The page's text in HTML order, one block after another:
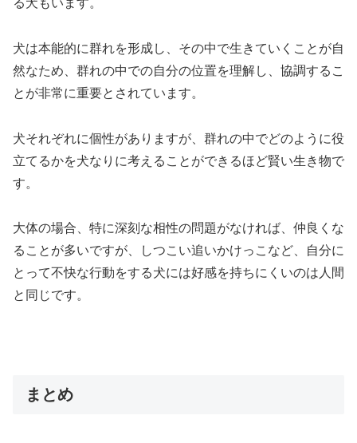
る犬もいます。
犬は本能的に群れを形成し、その中で生きていくことが自
然なため、群れの中での自分の位置を理解し、協調するこ
とが非常に重要とされています。
犬それぞれに個性がありますが、群れの中でどのように役
立てるかを犬なりに考えることができるほど賢い生き物で
す。
大体の場合、特に深刻な相性の問題がなければ、仲良くな
ることが多いですが、しつこい追いかけっこなど、自分に
とって不快な行動をする犬には好感を持ちにくいのは人間
と同じです。
まとめ